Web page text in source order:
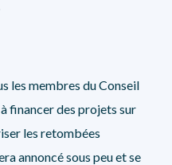
les membres du Conseil
financer des projets sur
les retombées
annoncé sous peu et se